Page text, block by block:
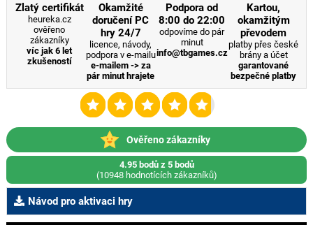
Zlatý certifikát
heureka.cz
ověřeno
zákazníky
víc jak 6 let
zkušeností
Okamžité
doručení PC
hry 24/7
licence, návody,
podpora v e-mailu
e-mailem -> za
pár minut hrajete
Podpora od
8:00 do 22:00
odpovíme do pár
minut
info@tbgames.cz
Kartou,
okamžitým
převodem
platby přes české
brány a účet
garantované
bezpečné platby
Ověřeno zákazníky
4.95 bodů z 5 bodů
(10948 hodnotících zákazníků)
Návod pro aktivaci hry